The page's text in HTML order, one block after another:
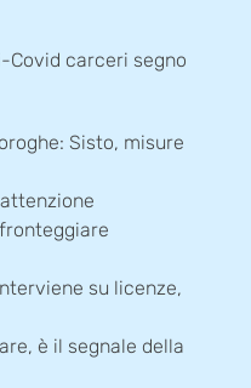
Covid carceri segno
Sisto, misure
su licenze,
è il segnale della